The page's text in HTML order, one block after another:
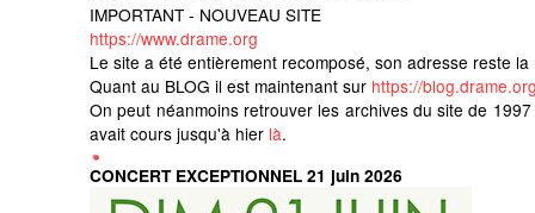
IMPORTANT - NOUVEAU SITE
https://www.drame.org
Le site a été entièrement recomposé, son adresse reste la
Quant au BLOG il est maintenant sur https://
On peut néanmoins retrouver les archives du site de
avait cours jusqu'à hier là.
CONCERT EXCEPTIONNEL 21 juin 2026